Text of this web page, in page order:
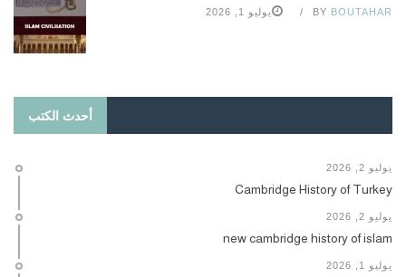
BY BOUTAHAR يوليو 1, 2026
أحدث الكتب
يوليو 2, 2026
Cambridge History of Turkey
يوليو 2, 2026
new cambridge history of islam
يوليو 1, 2026